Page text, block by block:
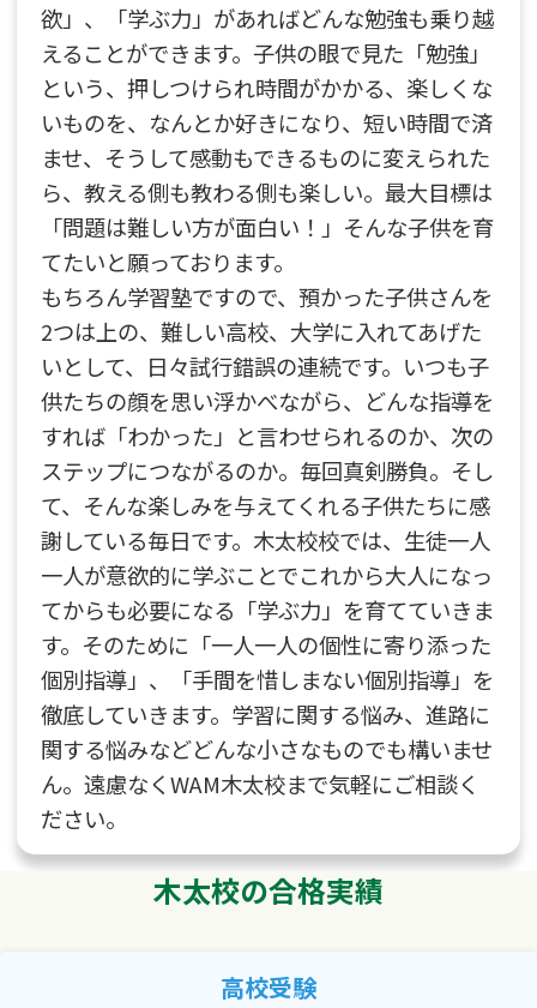
欲」、「学ぶ力」があればどんな勉強も乗り越
えることができます。子供の眼で見た「勉強」
という、押しつけられ時間がかかる、楽しくな
いものを、なんとか好きになり、短い時間で済
ませ、そうして感動もできるものに変えられた
ら、教える側も教わる側も楽しい。最大目標は
「問題は難しい方が面白い！」そんな子供を育
てたいと願っております。
もちろん学習塾ですので、預かった子供さんを
2つは上の、難しい高校、大学に入れてあげた
いとして、日々試行錯誤の連続です。いつも子
供たちの顔を思い浮かべながら、どんな指導を
すれば「わかった」と言わせられるのか、次の
ステップにつながるのか。毎回真剣勝負。そし
て、そんな楽しみを与えてくれる子供たちに感
謝している毎日です。木太校校では、生徒一人
一人が意欲的に学ぶことでこれから大人になっ
てからも必要になる「学ぶ力」を育てていきま
す。そのために「一人一人の個性に寄り添った
個別指導」、「手間を惜しまない個別指導」を
徹底していきます。学習に関する悩み、進路に
関する悩みなどどんな小さなものでも構いませ
ん。遠慮なくWAM木太校まで気軽にご相談く
ださい。
木太校の合格実績
高校受験